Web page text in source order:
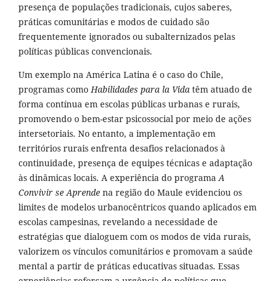
presença de populações tradicionais, cujos saberes,
práticas comunitárias e modos de cuidado são
frequentemente ignorados ou subalternizados pelas
políticas públicas convencionais.
Um exemplo na América Latina é o caso do Chile,
programas como Habilidades para la Vida têm atuado de
forma contínua em escolas públicas urbanas e rurais,
promovendo o bem-estar psicossocial por meio de ações
intersetoriais. No entanto, a implementação em
territórios rurais enfrenta desafios relacionados à
continuidade, presença de equipes técnicas e adaptação
às dinâmicas locais. A experiência do programa A
Convivir se Aprende na região do Maule evidenciou os
limites de modelos urbanocêntricos quando aplicados em
escolas campesinas, revelando a necessidade de
estratégias que dialoguem com os modos de vida rurais,
valorizem os vínculos comunitários e promovam a saúde
mental a partir de práticas educativas situadas. Essas